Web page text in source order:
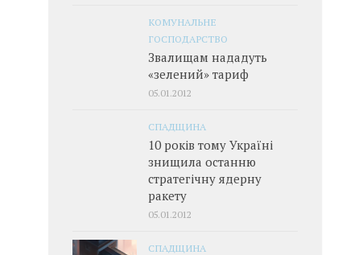
КОМУНАЛЬНЕ
ГОСПОДАРСТВО
Звалищам нададуть
«зелений» тариф
05.01.2012
СПАДЩИНА
10 років тому Україні
знищила останню
стратегічну ядерну
ракету
05.01.2012
СПАДЩИНА